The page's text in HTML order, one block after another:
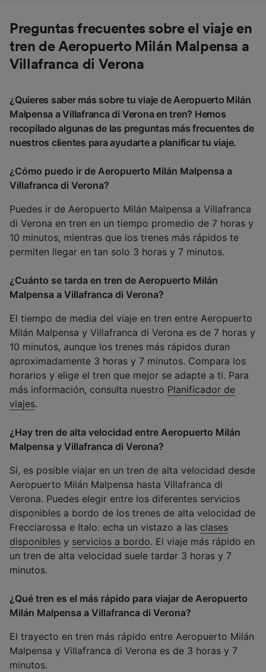
Preguntas frecuentes sobre el viaje en
tren de Aeropuerto Milán Malpensa a
Villafranca di Verona
¿Quieres saber más sobre tu viaje de Aeropuerto Milán
Malpensa a Villafranca di Verona en tren? Hemos
recopilado algunas de las preguntas más frecuentes de
nuestros clientes para ayudarte a planificar tu viaje.
¿Cómo puedo ir de Aeropuerto Milán Malpensa a
Villafranca di Verona?
Puedes ir de Aeropuerto Milán Malpensa a Villafranca
di Verona en tren en un tiempo promedio de 7 horas y
10 minutos, mientras que los trenes más rápidos te
permiten llegar en tan solo 3 horas y 7 minutos.
¿Cuánto se tarda en tren de Aeropuerto Milán
Malpensa a Villafranca di Verona?
El tiempo de media del viaje en tren entre Aeropuerto
Milán Malpensa y Villafranca di Verona es de 7 horas y
10 minutos, aunque los trenes más rápidos duran
aproximadamente 3 horas y 7 minutos. Compara los
horarios y elige el tren que mejor se adapte a ti. Para
más información, consulta nuestro Planificador de
viajes.
¿Hay tren de alta velocidad entre Aeropuerto Milán
Malpensa y Villafranca di Verona?
Sí, es posible viajar en un tren de alta velocidad desde
Aeropuerto Milán Malpensa hasta Villafranca di
Verona. Puedes elegir entre los diferentes servicios
disponibles a bordo de los trenes de alta velocidad de
Frecciarossa e Italo: echa un vistazo a las clases
disponibles y servicios a bordo. El viaje más rápido en
un tren de alta velocidad suele tardar 3 horas y 7
minutos.
¿Qué tren es el más rápido para viajar de Aeropuerto
Milán Malpensa a Villafranca di Verona?
El trayecto en tren más rápido entre Aeropuerto Milán
Malpensa y Villafranca di Verona es de 3 horas y 7
minutos.